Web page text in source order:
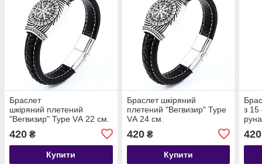
Браслет
шкіряний плетений
"Вегвизир" Type VА 22 см.
420 ₴
Купити
Браслет шкіряний
плетений "Вегвизир" Type
VА 24 см.
420₴
Купити
з 15
420